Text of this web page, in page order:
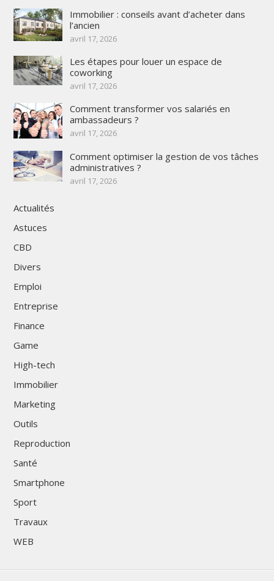
Immobilier : conseils avant d’acheter dans
l’ancien
avril 17, 2026
Les étapes pour louer un espace de
coworking
avril 17, 2026
Comment transformer vos salariés en
ambassadeurs ?
avril 17, 2026
Comment optimiser la gestion de vos tâches
administratives ?
avril 17, 2026
Actualités
Astuces
CBD
Divers
Emploi
Entreprise
Finance
Game
High-tech
Immobilier
Marketing
Outils
Reproduction
Santé
Smartphone
Sport
Travaux
WEB